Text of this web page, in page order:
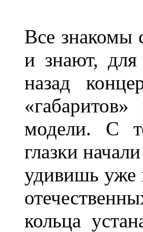
Все знакомы
и знают,
назад
модели. С
глазки
удивишь уже
кольца